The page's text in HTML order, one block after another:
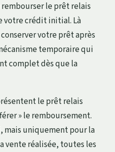
le prêt relais
votre crédit initial. Là
votre prêt après
temporaire qui
complet dès que la
le prêt relais
» le remboursement.
mais uniquement pour la
vente réalisée, toutes les